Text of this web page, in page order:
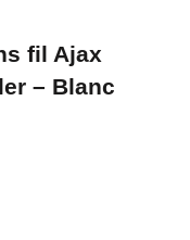
fil Ajax
– Blanc